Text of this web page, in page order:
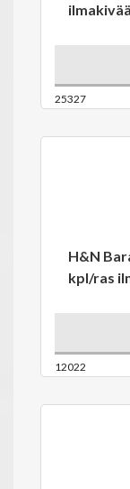
25327
H&N
kpl/ras
12022